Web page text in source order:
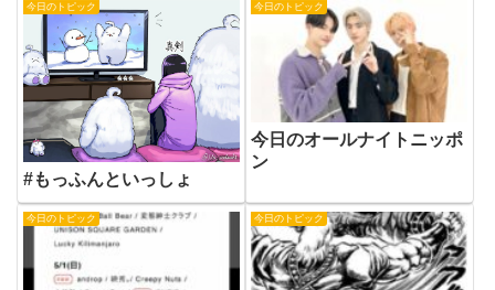
今日のトピック
#もっふんといっしょ
今日のトピック
今日のオールナイトニッポ
ン
今日のトピック 今日のトピック